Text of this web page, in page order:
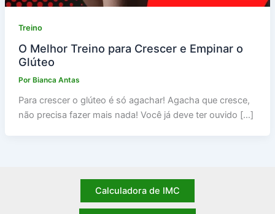
Treino
O Melhor Treino para Crescer e Empinar o
Glúteo
Por Bianca Antas
Para crescer o glúteo é só agachar! Agacha que cresce,
não precisa fazer mais nada! Você já deve ter ouvido […]
Calculadora de IMC